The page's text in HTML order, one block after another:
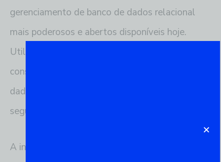
gerenciamento de banco de dados relacional
mais poderosos e abertos disponíveis hoje.
Utilizando o psql, os usuários podem executar
consultas, configurar ambientes de banco de
dados, e gerenciar dados de forma eficiente e
segura.
A interface do psql permite uma comunicação